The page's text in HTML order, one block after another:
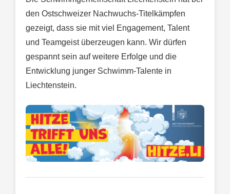
den Ostschweizer Nachwuchs-Titelkämpfen
gezeigt, dass sie mit viel Engagement, Talent
und Teamgeist überzeugen kann. Wir dürfen
gespannt sein auf weitere Erfolge und die
Entwicklung junger Schwimm-Talente in
Liechtenstein.